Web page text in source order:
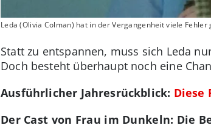
Leda (Olivia Colman) hat in der Vergangenheit viele Fehler
Statt zu entspannen, muss sich Leda
Doch besteht überhaupt noch eine
Ausführlicher Jahresrückblick: Diese
Der Cast von Frau im Dunkeln: Die